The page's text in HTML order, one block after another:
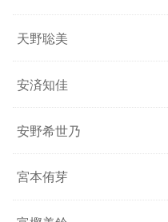
天野聡美
安済知佳
安野希世乃
宮本侑芽